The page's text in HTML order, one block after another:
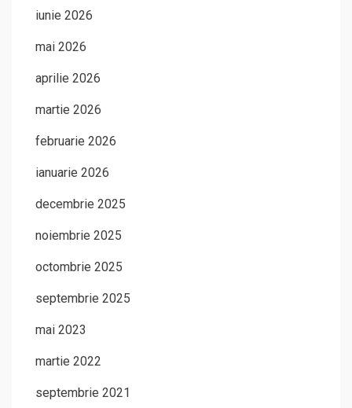
iunie 2026
mai 2026
aprilie 2026
martie 2026
februarie 2026
ianuarie 2026
decembrie 2025
noiembrie 2025
octombrie 2025
septembrie 2025
mai 2023
martie 2022
septembrie 2021